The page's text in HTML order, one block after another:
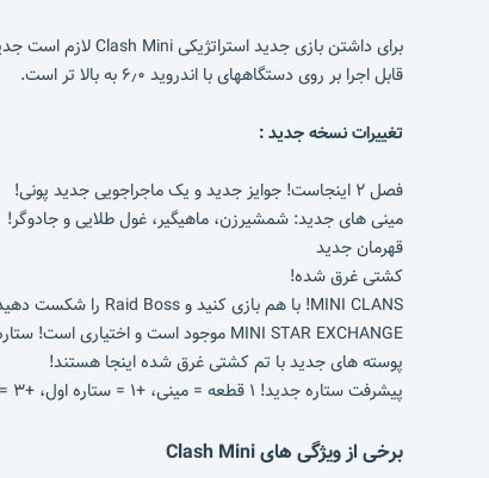
برای داشتن بازی جدید استراتژیکی Clash Mini لازم است جدیدترین نسخه آن را از وبسایت
قابل اجرا بر روی دستگاههای با اندروید ۶٫۰ به بالا تر است.
تغییرات نسخه جدید :
فصل ۲ اینجاست! جوایز جدید و یک ماجراجویی جدید پونی!
مینی های جدید: شمشیرزن، ماهیگیر، غول طلایی و جادوگر!
قهرمان جدید
کشتی غرق شده!
MINI CLANS! با هم بازی کنید و Raid Boss را شکست دهید و از Raid جوایز عالی دریافت کنید!
MINI STAR EXCHANGE موجود است و اختیاری است! ستاره های کوچک خود را نقد کنید و جوایز حماسی دریافت کنید!
پوسته های جدید با تم کشتی غرق شده اینجا هستند!
پیشرفت ستاره جدید! ۱ قطعه = مینی، +۱ = ستاره اول، +۳ = ستاره دوم و +۶ = ستاره سوم.
برخی از ویژگی های Clash Mini